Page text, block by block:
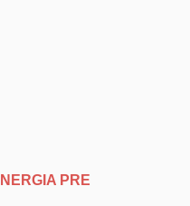
PRE